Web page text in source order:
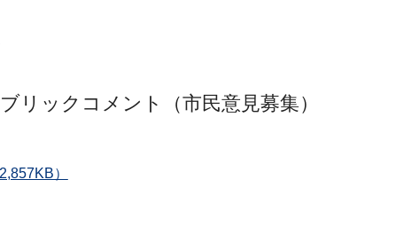
リックコメント（市民意見募集）
）